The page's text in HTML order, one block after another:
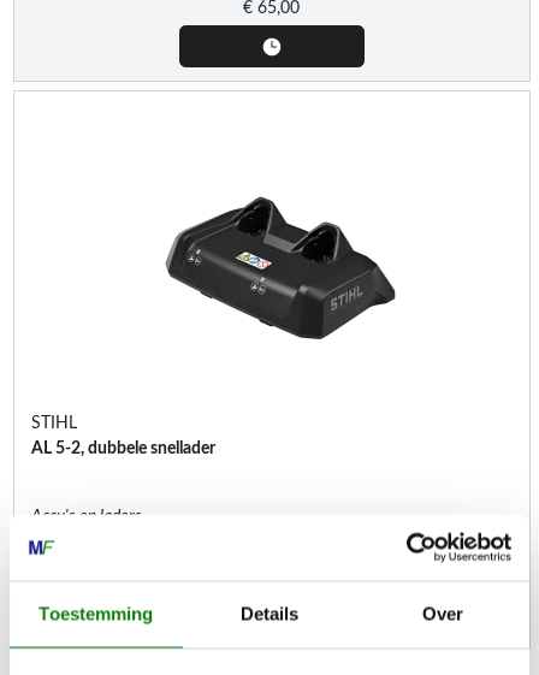
Toestemming Details Over
€ 65,00
STIHL
AL 5-2, dubbele snellader
Accu's en laders